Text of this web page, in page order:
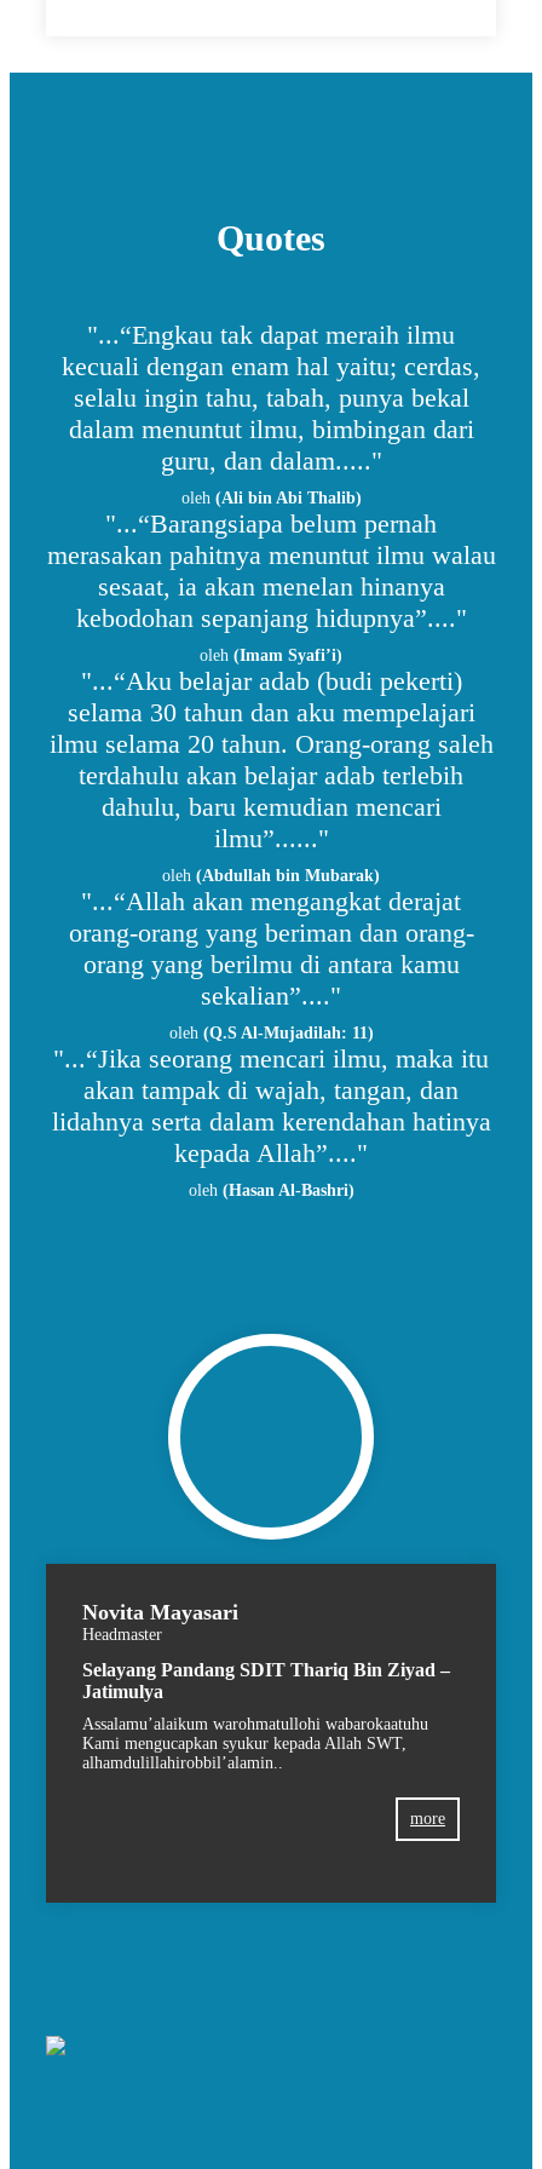
Quotes
"...“Engkau tak dapat meraih ilmu
kecuali dengan enam hal yaitu; cerdas,
selalu ingin tahu, tabah, punya bekal
dalam menuntut ilmu, bimbingan dari
guru, dan dalam....."
oleh (Ali bin Abi Thalib)
"...“Barangsiapa belum pernah
merasakan pahitnya menuntut ilmu walau
sesaat, ia akan menelan hinanya
kebodohan sepanjang hidupnya”...."
oleh (Imam Syafi’i)
"...“Aku belajar adab (budi pekerti)
selama 30 tahun dan aku mempelajari
ilmu selama 20 tahun. Orang-orang saleh
terdahulu akan belajar adab terlebih
dahulu, baru kemudian mencari
ilmu”......"
oleh (Abdullah bin Mubarak)
"...“Allah akan mengangkat derajat
orang-orang yang beriman dan orang-
orang yang berilmu di antara kamu
sekalian”...."
oleh (Q.S Al-Mujadilah: 11)
"...“Jika seorang mencari ilmu, maka itu
akan tampak di wajah, tangan, dan
lidahnya serta dalam kerendahan hatinya
kepada Allah”...."
oleh (Hasan Al-Bashri)
Novita Mayasari
Headmaster
Selayang Pandang SDIT Thariq Bin Ziyad –
Jatimulya
Assalamu’alaikum warohmatullohi wabarokaatuhu
Kami mengucapkan syukur kepada Allah SWT,
alhamdulillahirobbil’alamin..
more